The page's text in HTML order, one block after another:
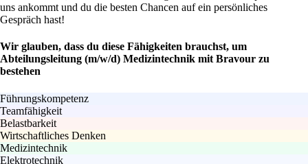
uns ankommt und du die besten Chancen auf ein persönliches
Gespräch hast!
Wir glauben, dass du diese Fähigkeiten brauchst, um
Abteilungsleitung (m/w/d) Medizintechnik mit Bravour zu
bestehen
Führungskompetenz
Teamfähigkeit
Belastbarkeit
Wirtschaftliches Denken
Medizintechnik
Elektrotechnik